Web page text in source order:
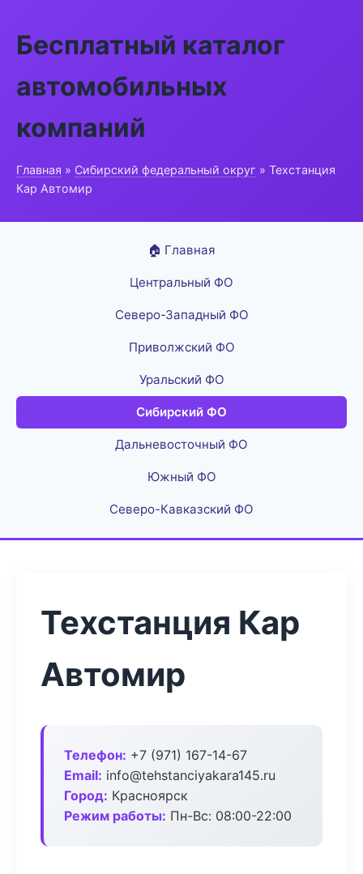
Бесплатный каталог
автомобильных
компаний
Главная » Сибирский федеральный округ » Техстанция
Кар Автомир
🏠 Главная
Центральный ФО
Северо-Западный ФО
Приволжский ФО
Уральский ФО
Сибирский ФО
Дальневосточный ФО
Южный ФО
Северо-Кавказский ФО
Техстанция Кар
Автомир
Телефон: +7 (971) 167-14-67
Email: info@tehstanciyakara145.ru
Город: Красноярск
Режим работы: Пн-Вс: 08:00-22:00